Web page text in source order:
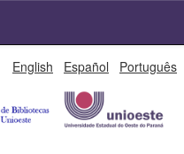
English Español Português